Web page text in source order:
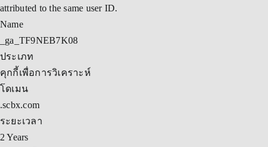
attributed to the same user ID.
Name
_ga_TF9NEB7K08
ประเภท
คุกกี้เพื่อการวิเคราะห์
โดเมน
.scbx.com
ระยะเวลา
2 Years